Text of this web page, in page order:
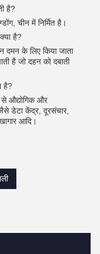
है?
चीन में निर्मित है।
है?
दमन के लिए किया जाता
है जो दहन को दबाती
है?
औद्योगिक और
डेटा केंद्र, दूरसंचार,
आदि।